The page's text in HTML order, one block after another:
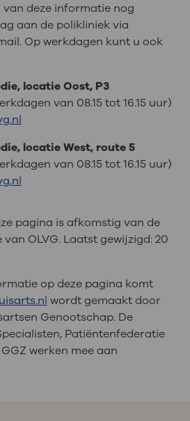
van deze informatie nog
aan de polikliniek via
Op werkdagen kunt u ook
locatie Oost, P3
van 08.15 tot 16.15 uur)
locatie West, route 5
van 08.15 tot 16.15 uur)
pagina is afkomstig van de
OLVG. Laatst gewijzigd:20
op deze pagina komt
wordt gemaakt door
Genootschap. De
Patiëntenfederatie
werken mee aan